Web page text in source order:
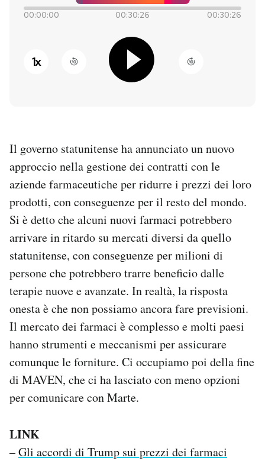
CALENDARIO
AREA PERSONALE
00:00:00 00:30:26 00:30:26
1x
Il governo statunitense ha annunciato un nuovo
approccio nella gestione dei contratti con le
aziende farmaceutiche per ridurre i prezzi dei loro
prodotti, con conseguenze per il resto del mondo.
Si è detto che alcuni nuovi farmaci potrebbero
arrivare in ritardo su mercati diversi da quello
statunitense, con conseguenze per milioni di
persone che potrebbero trarre beneficio dalle
terapie nuove e avanzate. In realtà, la risposta
onesta è che non possiamo ancora fare previsioni.
Il mercato dei farmaci è complesso e molti paesi
hanno strumenti e meccanismi per assicurare
comunque le forniture. Ci occupiamo poi della fine
di MAVEN, che ci ha lasciato con meno opzioni
per comunicare con Marte.
LINK
–Gli accordi di Trump sui prezzi dei farmaci